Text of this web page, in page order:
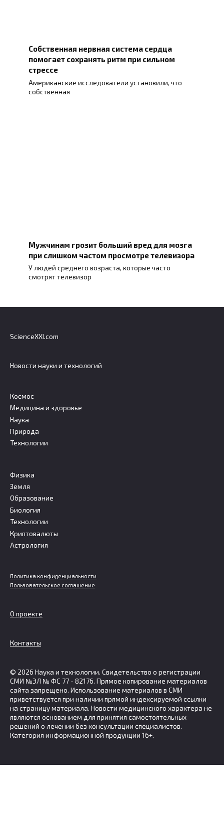
Собственная нервная система сердца
помогает сохранять ритм при сильном
стрессе
Американские исследователи установили, что
собственная
Мужчинам грозит больший вред для мозга
при слишком частом просмотре телевизора
У людей среднего возраста, которые часто
смотрят телевизор
ScienceXXI.com
Новости науки и технологий
Космос
Медицина и здоровье
Наука
Природа
Технологии
Физика
Земля
Образование
Биология
Технологии
Криптовалюты
Астрология
Политика конфиденциальности
Пользовательское соглашение
О проекте
Контакты
© 2026 Наука и технологии. Свидетельство о регистрации
СМИ №ЭЛ № ФС 77 - 82176. Прямое копирование материалов
сайта запрещено. Использование материалов в СМИ
приветствуется при наличии прямой индексируемой ссылки
на страницу материала. Новости медицинского характера не
являются основанием для принятия самостоятельных
решений о лечении без консультации специалистов.
Категория информационной продукции 16+.